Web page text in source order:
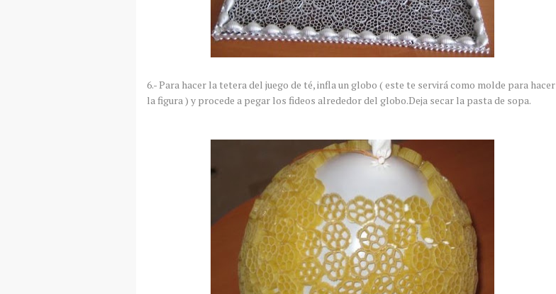
6.- Para hacer la tetera del juego de té, infla un globo ( este te servirá como molde para hacer
la figura ) y procede a pegar los fideos alrededor del globo.Deja secar la pasta de sopa.